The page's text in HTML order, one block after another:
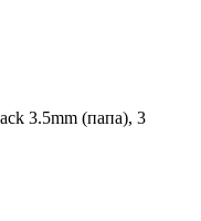
3.5mm (папа), 3